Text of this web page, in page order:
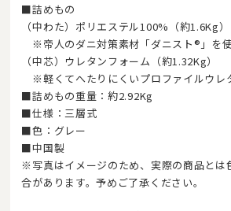
■詰めもの
（中わた）ポリエステル100%（約1.6Kg）
※帝人のダニ対策素材「ダニスト®」を使
（中芯）ウレタンフォーム（約1.32Kg）
※軽くてへたりにくいプロファイルウレ
■詰めもの重量：約2.92Kg
■仕様：三層式
■色：グレー
■中国製
※写真はイメージのため、実際の商品とは
合があります。予めご了承ください。